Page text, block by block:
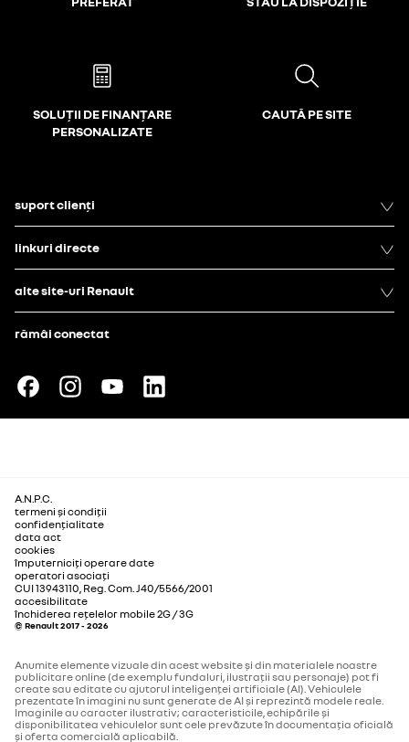
SOLUȚII DE FINANȚARE
PERSONALIZATE
CAUTĂ PE SITE
suport clienți
linkuri directe
alte site-uri Renault
rămâi conectat
A.N.P.C.
termeni și condiții
confidențialitate
data act
cookies
împuterniciți operare date
operatori asociați
CUI 13943110, Reg. Com. J40/5566/2001
accesibilitate
închiderea rețelelor mobile 2G / 3G
© Renault 2017 - 2026
Anumite elemente vizuale din acest website și din materialele noastre
publicitare online (de exemplu fundaluri, ilustrații sau personaje) pot fi
create sau editate cu ajutorul inteligenței artificiale (AI). Vehiculele
prezentate în imagini nu sunt generate de AI și reprezintă modele reale.
Imaginile au caracter ilustrativ; caracteristicile, echipările și
disponibilitatea vehiculelor sunt cele prevăzute în documentația oficială
și oferta comercială aplicabilă.